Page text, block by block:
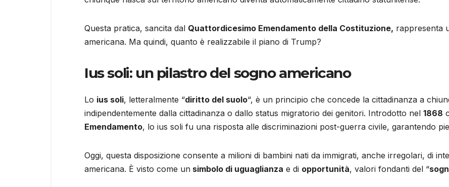
Questa pratica, sancita dal Quattordicesimo Emendamento della Costituzione, rappresenta
americana. Ma quindi, quanto è realizzabile il piano di Trump?
Ius soli: un pilastro del sogno americano
Lo ius soli, letteralmente “diritto del suolo“, è un principio che concede la cittadinanza a
indipendentemente dalla cittadinanza o dallo status migratorio dei genitori. Introdotto nel 1868
Emendamento, lo ius soli fu una risposta alle discriminazioni post-guerra civile, garantendo
Oggi, questa disposizione consente a milioni di bambini nati da immigrati, anche irregolari, di
americana. È visto come un simbolo di uguaglianza e di opportunità, valori fondanti del “